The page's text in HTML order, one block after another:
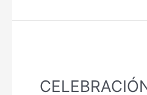
LAS